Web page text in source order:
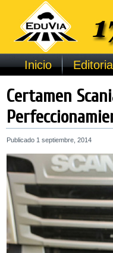
Inicio
Certamen
Publicado 1 septiembre, 2014